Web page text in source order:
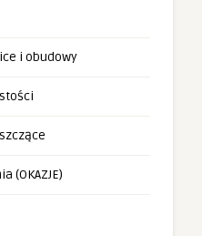
i obudowy
(OKAZJE)